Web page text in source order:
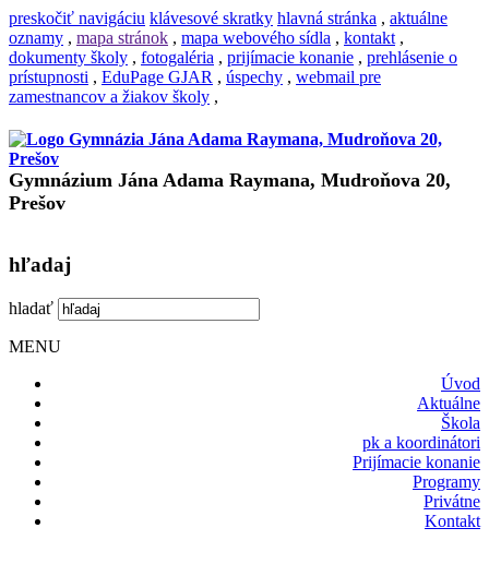
preskočiť navigáciu klávesové skratky hlavná stránka , aktuálne
oznamy , mapa stránok , mapa webového sídla , kontakt ,
dokumenty školy , fotogaléria , prijímacie konanie , prehlásenie o
prístupnosti , EduPage GJAR , úspechy , webmail pre
zamestnancov a žiakov školy ,
Gymnázium Jána Adama Raymana, Mudroňova 20,
Prešov
hľadaj
hladať
MENU
Úvod
Aktuálne
Škola
pk a koordinátori
Prijímacie konanie
Programy
Privátne
Kontakt